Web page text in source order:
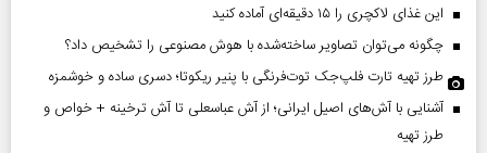
این غذای لاکچری را ۱۵ دقیقه‌ای آماده کنید
چگونه می‌توان تصاویر ساخته‌شده با هوش مصنوعی را تشخیص داد؟
طرز تهیه تارت فلپ‌جک توت‌فرنگی با پنیر ریکوتا؛ دسری ساده و خوشمزه
آشنایی با آش‌های اصیل ایرانی؛ از آش عباسعلی تا آش ترخینه + خواص و
طرز تهیه